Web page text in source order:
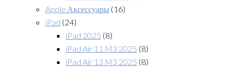
Apple Аксессуары (16)
iPad (24)
iPad 2025 (8)
iPad Air 11 M3 2025 (8)
iPad Air 13 M3 2025 (8)